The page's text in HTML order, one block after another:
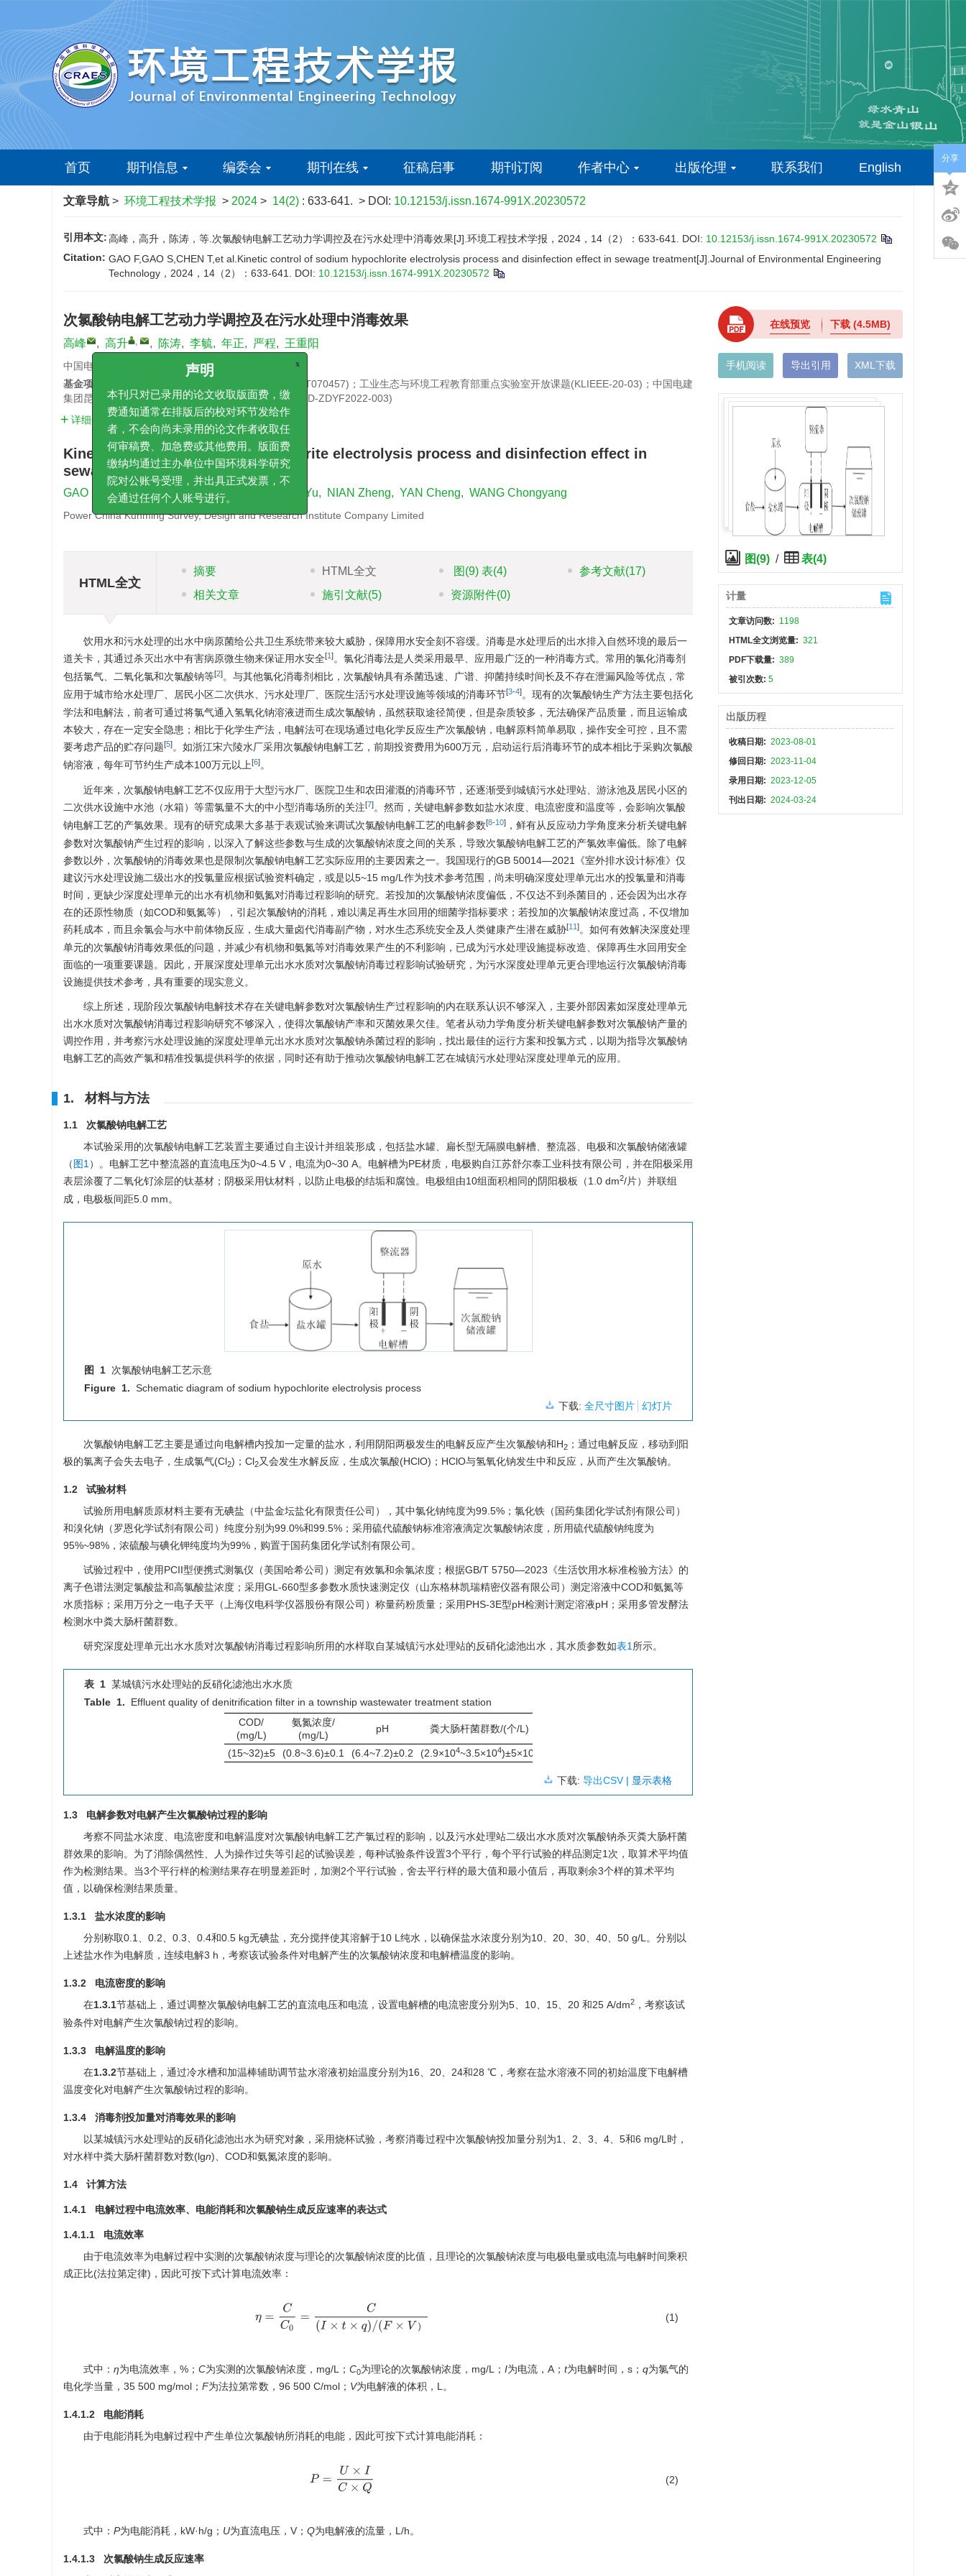
首页 期刊信息 编委会 期刊在线 征稿启事 期刊订阅 作者中心 出版伦理 联系我们 English
文章导航 > 环境工程技术学报 > 2024 > 14(2) : 633-641. > DOI: 10.12153/j.issn.1674-991X.20230572
引用本文:高峰，高升，陈涛，等.次氯酸钠电解工艺动力学调控及在污水处理中消毒效果[J].环境工程技术学报，2024，14（2）：633-641. DOI: 10.12153/j.issn.1674-991X.20230572
Citation: GAO F,GAO S,CHEN T,et al.Kinetic control of sodium hypochlorite electrolysis process and disinfection effect in sewage treatment[J].Journal of Environmental Engineering
Technology，2024，14（2）：633-641.
DOI: 10.12153/j.issn.1674-991X.20230572
次氯酸钠电解工艺动力学调控及在污水处理中消毒效果
高峰 , 高升 , , 陈涛, 李毓, 年正, 严程, 王重阳
中国电建集团昆明勘测设计研究院有限公司
基金项目:
云南省基础研究计划专项面上项目(202301AT070457)；工业生态与环境工程教育部重点实验室开放课题(KLIEEE-20-03)；中国电建
集团昆明勘测设计研究院有限公司科技创新计划项目 (KD-ZDYF2022-003)
详细信息
Kinetic control of sodium hypochlorite electrolysis process and disinfection effect in
sewage treatment
GAO Feng , GAO Sheng , , LI Yu, NIAN Zheng, YAN Cheng, WANG Chongyang
Power China Kunming Survey, Design and Research Institute Company Limited
HTML全文
摘要 HTML全文 图 (9) 表(4) 参考文献(17)
相关文章
施引文献(5) 资源附件(0)
饮用水和污水处理的出水中病原菌给公共卫生系统带来较大威胁，保障用水安全刻不容缓。消毒是水处理后的出水排入自然环境的最后一
道关卡，其通过杀灭出水中有害病原微生物来保证用水安全[1]。氯化消毒法是人类采用最早、应用最广泛的一种消毒方式。常用的氯化消毒剂
包括氯气、二氧化氯和次氯酸钠等[2]。与其他氯化消毒剂相比，次氯酸钠具有杀菌迅速、广谱、抑菌持续时间长及不存在泄漏风险等优点，常
应用于城市给水处理厂、居民小区二次供水、污水处理厂、医院生活污水处理设施等领域的消毒环节[3-4]。现有的次氯酸钠生产方法主要包括化
学法和电解法，前者可通过将氯气通入氢氧化钠溶液进而生成次氯酸钠，虽然获取途径简便，但是杂质较多，无法确保产品质量，而且运输成
本较大，存在一定安全隐患；相比于化学生产法，电解法可在现场通过电化学反应生产次氯酸钠，电解原料简单易取，操作安全可控，且不需
要考虑产品的贮存问题[5]。如浙江宋六陵水厂采用次氯酸钠电解工艺，前期投资费用为600万元，启动运行后消毒环节的成本相比于采购次氯酸
钠溶液，每年可节约生产成本100万元以上[6]。
近年来，次氯酸钠电解工艺不仅应用于大型污水厂、医院卫生和农田灌溉的消毒环节，还逐渐受到城镇污水处理站、游泳池及居民小区的
二次供水设施中水池（水箱）等需氯量不大的中小型消毒场所的关注[7]。然而，关键电解参数如盐水浓度、电流密度和温度等，会影响次氯酸
钠电解工艺的产氯效果。现有的研究成果大多基于表观试验来调试次氯酸钠电解工艺的电解参数[8-10] ，鲜有从反应动力学角度来分析关键电解
参数对次氯酸钠产生过程的影响，以深入了解这些参数与生成的次氯酸钠浓度之间的关系，导致次氯酸钠电解工艺的产氯效率偏低。除了电解
参数以外，次氯酸钠的消毒效果也是限制次氯酸钠电解工艺实际应用的主要因素之一。我国现行的GB 50014—2021《室外排水设计标准》仅
建议污水处理设施二级出水的投氯量应根据试验资料确定，或是以5~15 mg/L作为技术参考范围，尚未明确深度处理单元出水的投氯量和消毒
时间，更缺少深度处理单元的出水有机物和氨氮对消毒过程影响的研究。若投加的次氯酸钠浓度偏低，不仅达不到杀菌目的，还会因为出水存
在的还原性物质（如COD和氨氮等），引起次氯酸钠的消耗，难以满足再生水回用的细菌学指标要求；若投加的次氯酸钠浓度过高，不仅增加
药耗成本，而且余氯会与水中前体物反应，生成大量卤代消毒副产物，对水生态系统安全及人类健康产生潜在威胁[11]。如何有效解决深度处理
单元的次氯酸钠消毒效果低的问题，并减少有机物和氨氮等对消毒效果产生的不利影响，已成为污水处理设施提标改造、保障再生水回用安全
面临的一项重要课题。因此，开展深度处理单元出水水质对次氯酸钠消毒过程影响试验研究，为污水深度处理单元更合理地运行次氯酸钠消毒
设施提供技术参考，具有重要的现实意义。
综上所述，现阶段次氯酸钠电解技术存在关键电解参数对次氯酸钠生产过程影响的内在联系认识不够深入，主要外部因素如深度处理单元
出水水质对次氯酸钠消毒过程影响研究不够深入，使得次氯酸钠产率和灭菌效果欠佳。笔者从动力学角度分析关键电解参数对次氯酸钠产量的
调控作用，并考察污水处理设施的深度处理单元出水水质对次氯酸钠杀菌过程的影响，找出最佳的运行方案和投氯方式，以期为指导次氯酸钠
电解工艺的高效产氯和精准投氯提供科学的依据，同时还有助于推动次氯酸钠电解工艺在城镇污水处理站深度处理单元的应用。
1. 材料与方法
1.1 次氯酸钠电解工艺
本试验采用的次氯酸钠电解工艺装置主要通过自主设计并组装形成，包括盐水罐、扁长型无隔膜电解槽、整流器、电极和次氯酸钠储液罐
（图1 ）。电解工艺中整流器的直流电压为0~4.5 V，电流为0~30 A。电解槽为PE材质，电极购自江苏舒尔泰工业科技有限公司，并在阳极采用
表层涂覆了二氧化钌涂层的钛基材；阴极采用钛材料，以防止电极的结垢和腐蚀。电极组由10组面积相同的阴阳极板（1.0 dm2/片）并联组
成，电极板间距5.0 mm。
图 1 次氯酸钠电解工艺示意
Figure 1. Schematic diagram of sodium hypochlorite electrolysis process
下载: 全尺寸图片 幻灯片
次氯酸钠电解工艺主要是通过向电解槽内投加一定量的盐水，利用阴阳两极发生的电解反应产生次氯酸钠和H2 ；通过电解反应，移动到阳
极的氯离子会失去电子，生成氯气(Cl2)；Cl2又会发生水解反应，生成次氯酸(HClO)；HClO与氢氧化钠发生中和反应，从而产生次氯酸钠。
1.2 试验材料
试验所用电解质原材料主要有无碘盐（中盐金坛盐化有限责任公司），其中氯化钠纯度为99.5%；氯化铁（国药集团化学试剂有限公司）
和溴化钠（罗恩化学试剂有限公司）纯度分别为99.0%和99.5%；采用硫代硫酸钠标准溶液滴定次氯酸钠浓度，所用硫代硫酸钠纯度为
95%~98%，浓硫酸与碘化钾纯度均为99%，购置于国药集团化学试剂有限公司。
试验过程中，使用PCII型便携式测氯仪（美国哈希公司）测定有效氯和余氯浓度；根据GB/T 5750—2023《生活饮用水标准检验方法》的
离子色谱法测定氯酸盐和高氯酸盐浓度；采用GL-660型多参数水质快速测定仪（山东格林凯瑞精密仪器有限公司）测定溶液中COD和氨氮等
水质指标；采用万分之一电子天平（上海仪电科学仪器股份有限公司）称量药粉质量；采用PHS-3E型pH检测计测定溶液pH；采用多管发酵法
检测水中粪大肠杆菌群数。
研究深度处理单元出水水质对次氯酸钠消毒过程影响所用的水样取自某城镇污水处理站的反硝化滤池出水，其水质参数如表1所示。
表 1 某城镇污水处理站的反硝化滤池出水水质
Table 1.
Effluent quality of denitrification filter in a township wastewater treatment station
COD/
(mg/L)
氨氮浓度/
(mg/L)
pH 粪大肠杆菌群数/(个/L)
(15~32)±5 (0.8~3.6)±0.1 (6.4~7.2)±0.2 (2.9×104~3.5×104)±5×10
下载: 导出CSV | 显示表格
1.3 电解参数对电解产生次氯酸钠过程的影响
考察不同盐水浓度、电流密度和电解温度对次氯酸钠电解工艺产氯过程的影响，以及污水处理站二级出水水质对次氯酸钠杀灭粪大肠杆菌
群效果的影响。为了消除偶然性、人为操作过失等引起的试验误差，每种试验条件设置3个平行，每个平行试验的样品测定1次，取算术平均值
作为检测结果。当3个平行样的检测结果存在明显差距时，加测2个平行试验，舍去平行样的最大值和最小值后，再取剩余3个样的算术平均
值，以确保检测结果质量。
1.3.1 盐水浓度的影响
分别称取0.1、0.2、0.3、0.4和0.5 kg无碘盐，充分搅拌使其溶解于10 L纯水，以确保盐水浓度分别为10、20、30、40、50 g/L。分别以
上述盐水作为电解质，连续电解3 h，考察该试验条件对电解产生的次氯酸钠浓度和电解槽温度的影响。
1.3.2 电流密度的影响
在1.3.1节基础上，通过调整次氯酸钠电解工艺的直流电压和电流，设置电解槽的电流密度分别为5、10、15、20 和25 A/dm2 ，考察该试
验条件对电解产生次氯酸钠过程的影响。
1.3.3 电解温度的影响
在1.3.2节基础上，通过冷水槽和加温棒辅助调节盐水溶液初始温度分别为16、20、24和28 ℃，考察在盐水溶液不同的初始温度下电解槽
温度变化对电解产生次氯酸钠过程的影响。
1.3.4 消毒剂投加量对消毒效果的影响
以某城镇污水处理站的反硝化滤池出水为研究对象，采用烧杯试验，考察消毒过程中次氯酸钠投加量分别为1、2、3、4、5和6 mg/L时，
对水样中粪大肠杆菌群数对数(lgn)、COD和氨氮浓度的影响。
1.4 计算方法
1.4.1 电解过程中电流效率、电能消耗和次氯酸钠生成反应速率的表达式
1.4.1.1 电流效率
由于电流效率为电解过程中实测的次氯酸钠浓度与理论的次氯酸钠浓度的比值，且理论的次氯酸钠浓度与电极电量或电流与电解时间乘积
成正比(法拉第定律)，因此可按下式计算电流效率：
）
η (F×
(1)
式中： η为电流效率，%； C为实测的次氯酸钠浓度，mg/L； C0为理论的次氯酸钠浓度，mg/L； I为电流，A； t为电解时间，s； q为氯气的
电化学当量，35 500 mg/mol； F为法拉第常数，96 500 C/mol； V为电解液的体积，L。
1.4.1.2 电能消耗
由于电能消耗为电解过程中产生单位次氯酸钠所消耗的电能，因此可按下式计算电能消耗：
P ×IC ×Q
(2)
式中： P为电能消耗，kW·h/g； U为直流电压，V； Q为电解液的流量，L/h。
1.4.1.3 次氯酸钠生成反应速率
在线预览 下载(4.5MB)
手机阅读 导出引用 XML下载
图(9) / 表(4)
计量
文章访问数: 1198
HTML全文浏览量: 321
PDF下载量: 389
被引次数:5
出版历程
收稿日期: 2023-08-01
修回日期: 2023-11-04
录用日期: 2023-12-05
刊出日期: 2024-03-24
分享
声明
本刊只对已录用的论文收取版面费，缴
费通知通常在排版后的校对环节发给作
者，不会向尚未录用的论文作者收取任
何审稿费、加急费或其他费用。版面费